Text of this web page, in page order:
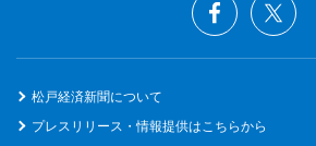
松戸経済新聞について
プレスリリース・情報提供はこちらから